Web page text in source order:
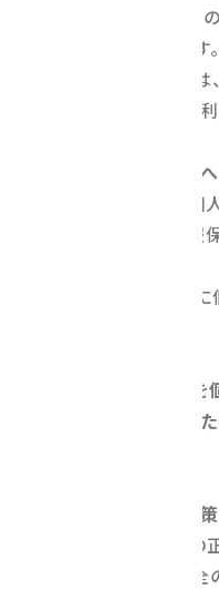
に、外部の協業企業と
用）することがあります。
共同利用する情報は
され、その他の目的に
5．個人情報の第三者
当社は、お客様の個
場合のほか、個人情
本人の同意を得ずに
6．当社は、個人情報
加工した上で、利用
7．個人情報の安全対策
当社は、個人情報の
に、セキュリティに万